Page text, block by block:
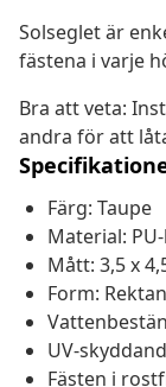
Solseglet är
fästena i varje
Bra att veta:
andra för att
Färg: Taupe
Material:
Mått: 3,5 x
Form:
UV-
Fästen i